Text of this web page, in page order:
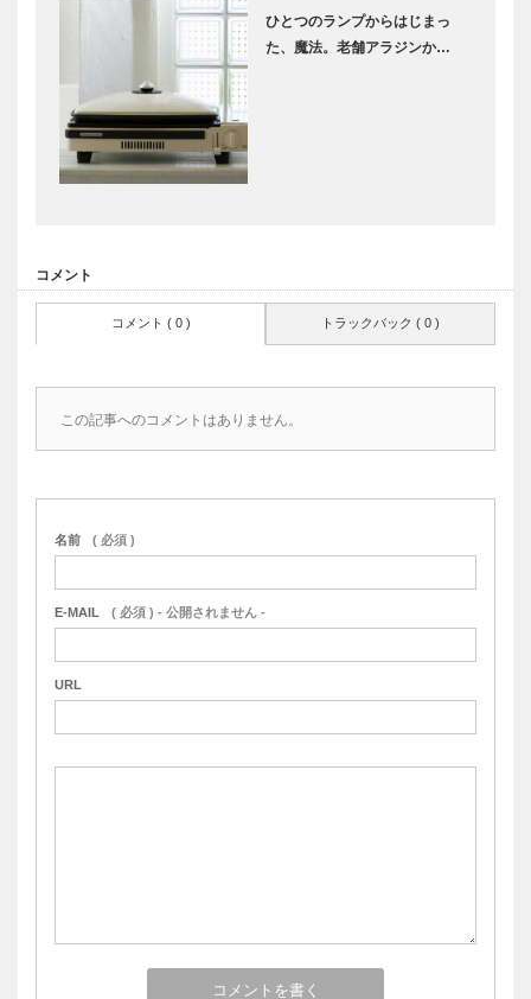
ひとつのランプからはじまっ
た、魔法。老舗アラジンか…
コメント
コメント ( 0 ) トラックバック ( 0 )
この記事へのコメントはありません。
名前 ( 必須 )
E-MAIL ( 必須 ) - 公開されません -
URL